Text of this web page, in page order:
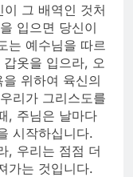
그 배역인 것처
입으면 당신이
는 예수님을 따르
옷을 입으라, 오
위하여 육신의
리가 그리스도를
, 주님은 날마다
시작하십니다.
, 우리는 점점 더
가는 것입니다.